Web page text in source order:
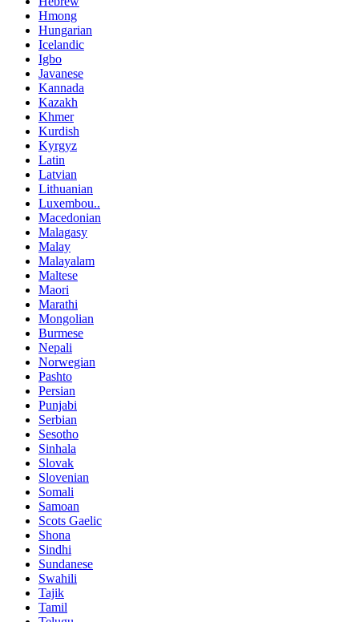
Hmong
Hungarian
Icelandic
Igbo
Javanese
Kannada
Kazakh
Khmer
Kurdish
Kyrgyz
Latin
Latvian
Lithuanian
Luxembou..
Macedonian
Malagasy
Malay
Malayalam
Maltese
Maori
Marathi
Mongolian
Burmese
Nepali
Norwegian
Pashto
Persian
Punjabi
Serbian
Sesotho
Sinhala
Slovak
Slovenian
Somali
Samoan
Scots Gaelic
Shona
Sindhi
Sundanese
Swahili
Tajik
Tamil